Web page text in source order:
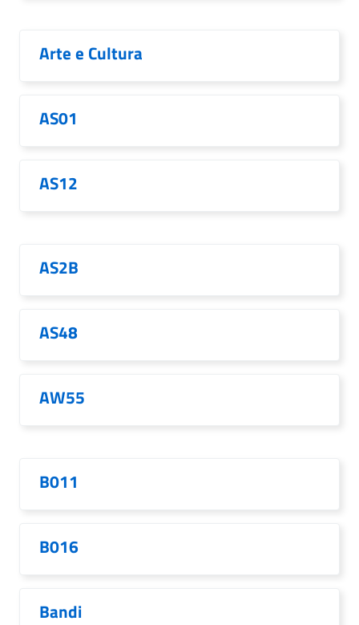
Arte e Cultura
AS01
AS12
AS2B
AS48
AW55
B011
B016
Bandi